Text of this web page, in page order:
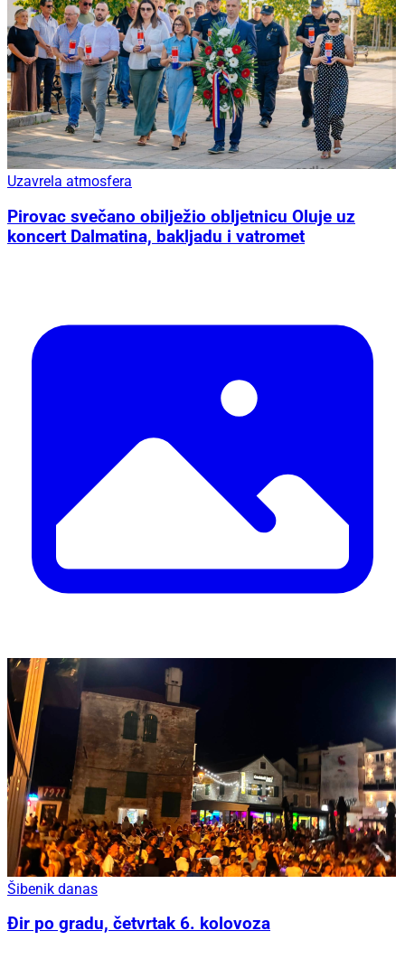
Uzavrela atmosfera
Pirovac svečano obilježio obljetnicu Oluje uz
koncert Dalmatina, bakljadu i vatromet
Šibenik danas
Đir po gradu, četvrtak 6. kolovoza